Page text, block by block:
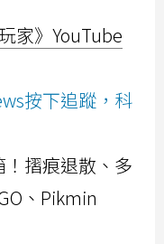
家》YouTube
按下追蹤，科
！摺痕退散、多
、Pikmin